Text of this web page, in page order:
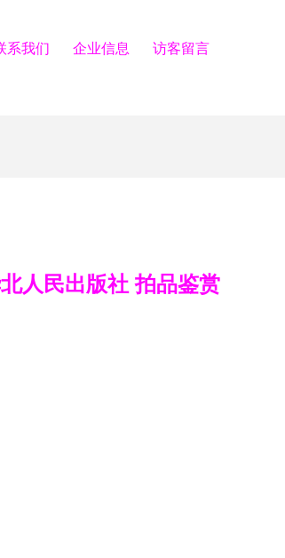
系我们 企业信息 访客留言
人民出版社 拍品鉴赏